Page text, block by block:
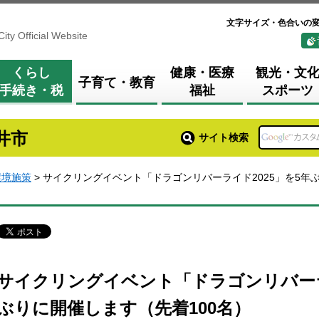
Official Website
文字サイズ・色合いの
くらし
手続き・税
子育て・教育
健康・医療
福祉
観光・文化
スポーツ
市 サイト検索
施策 > サイクリングイベント「ドラゴンリバーライド2025」を5年
イクリングイベント「ドラゴンリバ
りに開催します（先着100名）